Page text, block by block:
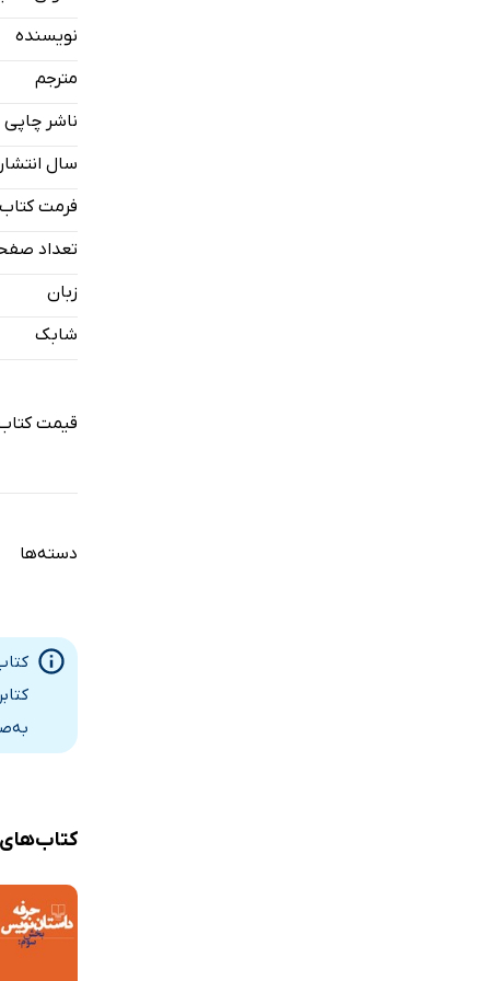
5- آموزش مکالمه به سنگ: جنب‌وجوشی در سکوت
نویسنده
مترجم
ناشر چاپی
سال انتشار
فرمت کتاب
تعداد
زبان
شابک
قیمت
دسته‌ها